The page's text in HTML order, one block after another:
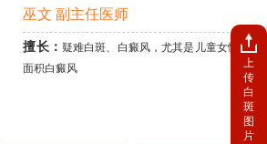
巫文 副主任医师
擅长： 疑难白斑、白癜风，尤其是儿童女性、大
面积白癜风
上
传
白
斑
图
片